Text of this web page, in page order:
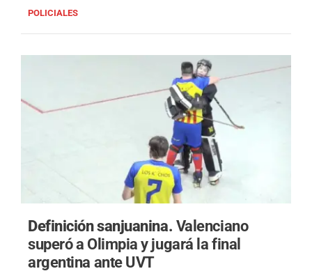
POLICIALES
Definición sanjuanina. Valenciano
superó a Olimpia y jugará la final
argentina ante UVT